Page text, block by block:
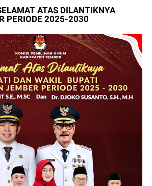
ATAS DILANTIKNYA
PERIODE 2025-2030